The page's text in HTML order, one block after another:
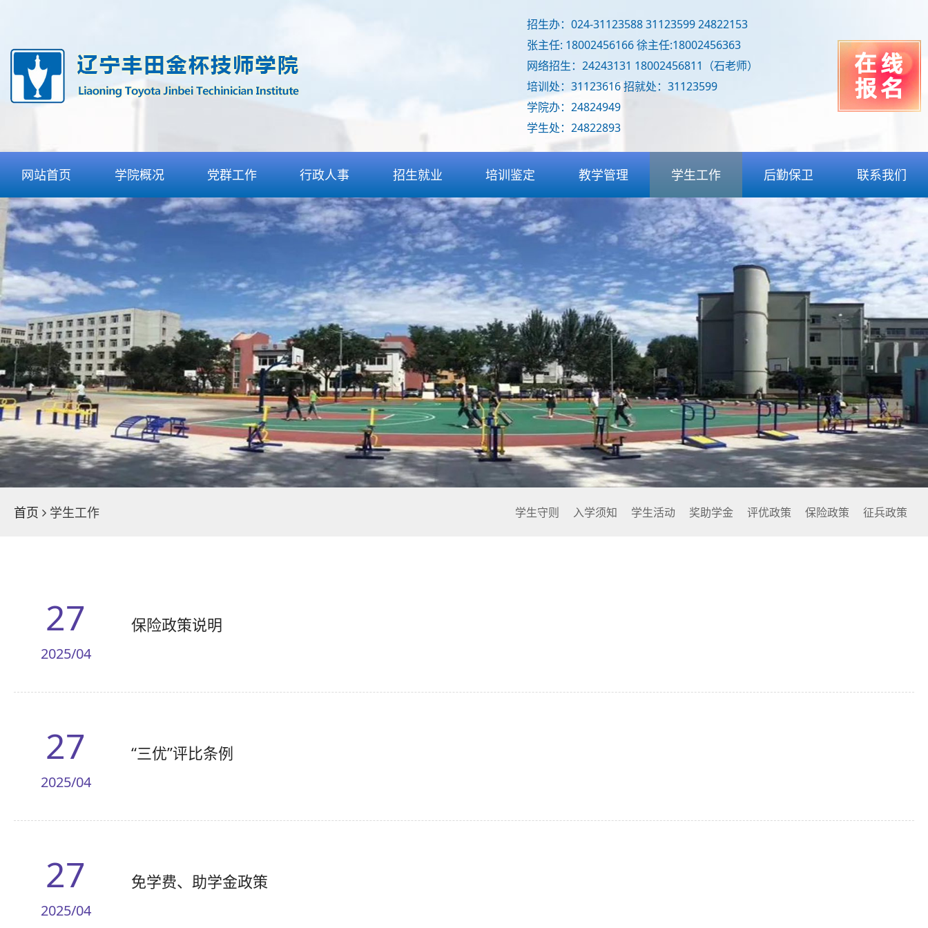
招生办：024-31123588 31123599 24822153
张主任: 18002456166 徐主任:18002456363
网络招生：24243131 18002456811（石老师）
培训处：31123616 招就处：31123599
学院办：24824949
学生处：24822893
网站首页 学院概况
学院介绍
组织机构
丰田合作
特色优势
师资力量
学院荣誉
魅力校园
新闻中心
党群工作
党委工作
团委工作
工会工作
行政人事
人事招聘
信息发布
检查通报
招生就业
招生简章
招生计划
招生考试
特色班型
企业招聘
校企合作
实习派遣
就业指导
培训鉴定
技能鉴定
技能培训
承接赛务
考试服务
继续教育
技能留学
教学管理
教学督导
情况通报
专业教学部
基础部
实训中心
产教融合学院
现代服务系
学生工作
学生守则
入学须知
学生活动
奖助学金
评优政策
保险政策
征兵政策
后勤保卫
后勤保障
食堂管理
物业管理
综合服务
治安保卫
消防安全
军事管理
联系我们
联系我们
线上报名
首页 学生工作 学生守则 入学须知 学生活动 奖助学金 评优政策 保险政策 征兵政策
27
2025/04
保险政策说明
27
2025/04
“三优”评比条例
27
2025/04
免学费、助学金政策